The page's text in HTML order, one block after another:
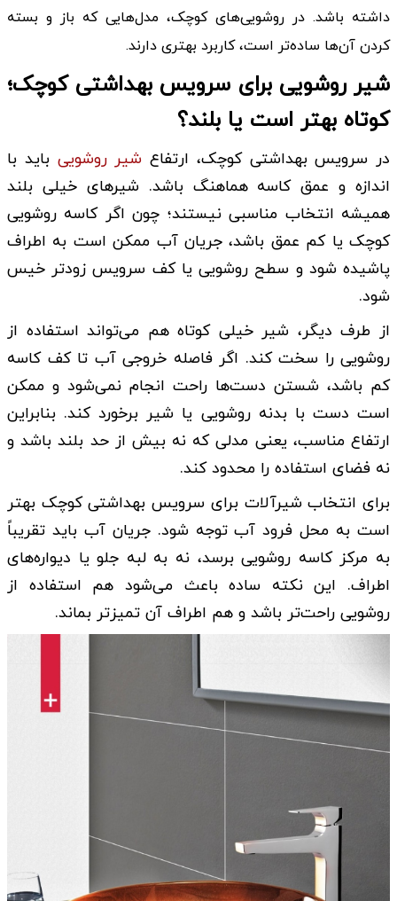
داشته باشد. در روشویی‌های کوچک، مدل‌هایی که باز و بسته
کردن آن‌ها ساده‌تر است، کاربرد بهتری دارند.
شیر روشویی برای سرویس بهداشتی کوچک؛
کوتاه بهتر است یا بلند؟
در سرویس بهداشتی کوچک، ارتفاع شیر روشویی باید با
اندازه و عمق کاسه هماهنگ باشد. شیرهای خیلی بلند
همیشه انتخاب مناسبی نیستند؛ چون اگر کاسه روشویی
کوچک یا کم‌ عمق باشد، جریان آب ممکن است به اطراف
پاشیده شود و سطح روشویی یا کف سرویس زودتر خیس
شود.
از طرف دیگر، شیر خیلی کوتاه هم می‌تواند استفاده از
روشویی را سخت کند. اگر فاصله خروجی آب تا کف کاسه
کم باشد، شستن دست‌ها راحت انجام نمی‌شود و ممکن
است دست با بدنه روشویی یا شیر برخورد کند. بنابراین
ارتفاع مناسب، یعنی مدلی که نه بیش از حد بلند باشد و
نه فضای استفاده را محدود کند.
برای انتخاب شیرآلات برای سرویس بهداشتی کوچک بهتر
است به محل فرود آب توجه شود. جریان آب باید تقریباً
به مرکز کاسه روشویی برسد، نه به لبه جلو یا دیواره‌های
اطراف. این نکته ساده باعث می‌شود هم استفاده از
روشویی راحت‌تر باشد و هم اطراف آن تمیزتر بماند.